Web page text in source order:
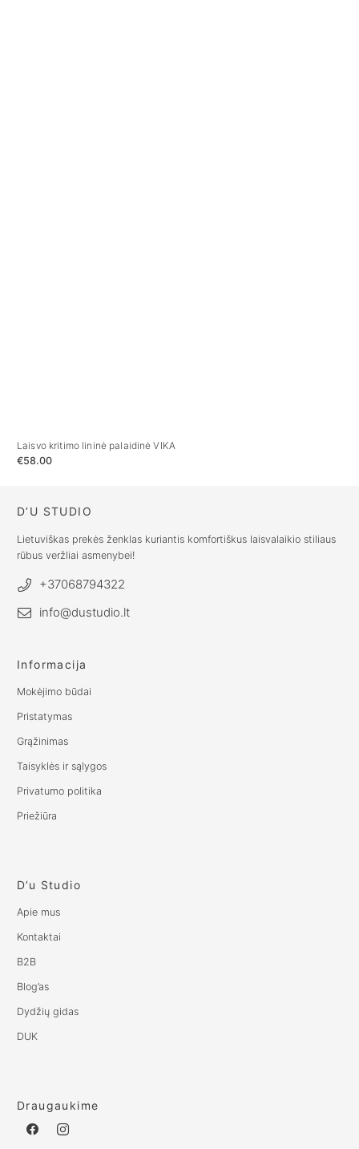
Laisvo kritimo lininė palaidinė VIKA
€58.00
D’U STUDIO
Lietuviškas prekės ženklas kuriantis komfortiškus laisvalaikio stiliaus
rūbus veržliai asmenybei!
+37068794322
info@dustudio.lt
Informacija
Mokėjimo būdai
Pristatymas
Grąžinimas
Taisyklės ir sąlygos
Privatumo politika
Priežiūra
D’u Studio
Apie mus
Kontaktai
B2B
Blog’as
Dydžių gidas
DUK
Draugaukime